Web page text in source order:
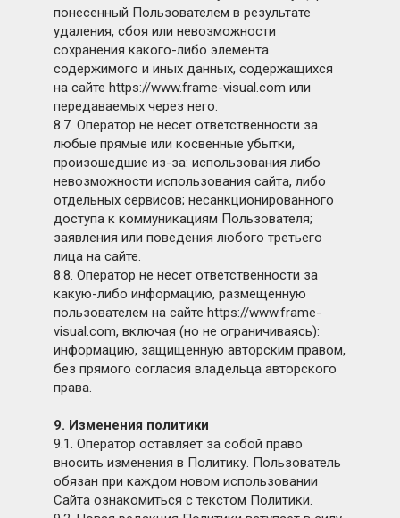
понесенный Пользователем в результате
удаления, сбоя или невозможности
сохранения какого-либо элемента
содержимого и иных данных, содержащихся
на сайте https://www.frame-visual.com или
передаваемых через него.
8.7. Оператор не несет ответственности за
любые прямые или косвенные убытки,
произошедшие из-за: использования либо
невозможности использования сайта, либо
отдельных сервисов; несанкционированного
доступа к коммуникациям Пользователя;
заявления или поведения любого третьего
лица на сайте.
8.8. Оператор не несет ответственности за
какую-либо информацию, размещенную
пользователем на сайте https://www.frame-
visual.com, включая (но не ограничиваясь):
информацию, защищенную авторским правом,
без прямого согласия владельца авторского
права.
9. Изменения политики
9.1. Оператор оставляет за собой право
вносить изменения в Политику. Пользователь
обязан при каждом новом использовании
Сайта ознакомиться с текстом Политики.